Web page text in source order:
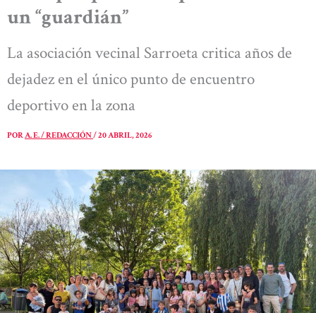
un “guardián”
La asociación vecinal Sarroeta critica años de
dejadez en el único punto de encuentro
deportivo en la zona
PORA. E. / REDACCIÓN/20 ABRIL, 2026